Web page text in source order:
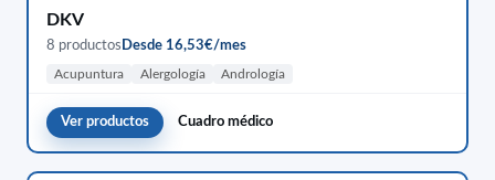
DKV
8 productos Desde 16,53€/mes
Acupuntura Alergología Andrología
Ver productos Cuadro médico